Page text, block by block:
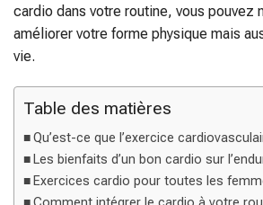
cardio dans votre routine, vous pouvez
améliorer votre forme physique mais
vie.
Table des matières
Qu’est-ce que l’exercice
Les bienfaits d’un bon cardio sur
Exercices cardio pour toutes les